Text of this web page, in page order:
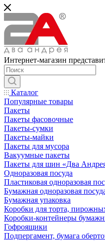
Интернет-магазин
Каталог
Популярные товары
Пакеты
Пакеты фасовочные
Пакеты-сумки
Пакеты-майки
Пакеты для мусора
Вакуумные пакеты
Пакеты для шин «Два
Одноразовая посуда
Пластиковая одноразовая
Бумажная одноразовая
Бумажная упаковка
Коробки для торта,
Коробки-контейнеры
Гофроящики
Подпергамент, бумага